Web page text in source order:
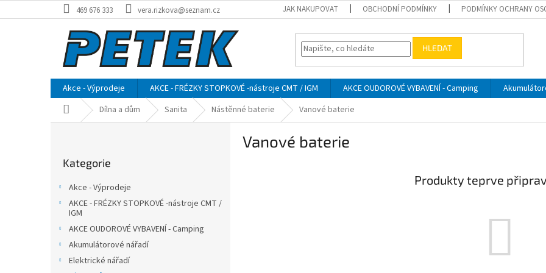
na
469 676 333 vera.rizkova@seznam.cz JAK NAKUPOVAT OBCHODNÍ PODMÍNKY PODMÍNKY OCHRANY
HLEDAT
Akce - Výprodeje AKCE - FRÉZKY STOPKOVÉ -nástroje CMT / IGM AKCE OUDOROVÉ VYBAVENÍ - Camping
Domů Dílna a dům Sanita Nástěnné baterie Vanové baterie
kategorie
Kategorie
Akce - Výprodeje
AKCE - FRÉZKY STOPKOVÉ -nástroje CMT /
IGM
AKCE OUDOROVÉ VYBAVENÍ - Camping
Akumulátorové nářadí
Elektrické nářadí
Vanové baterie
Produkty teprve